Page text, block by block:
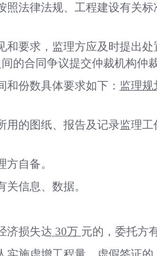
法律法规、工程建设有关
要求，监理方应及时提出
的合同争议提交仲裁机构仲
份数具体要求如下： 监理
的图纸、报告及记录监理
自备。
信息、数据。
济损失达 30万 元的，委托方